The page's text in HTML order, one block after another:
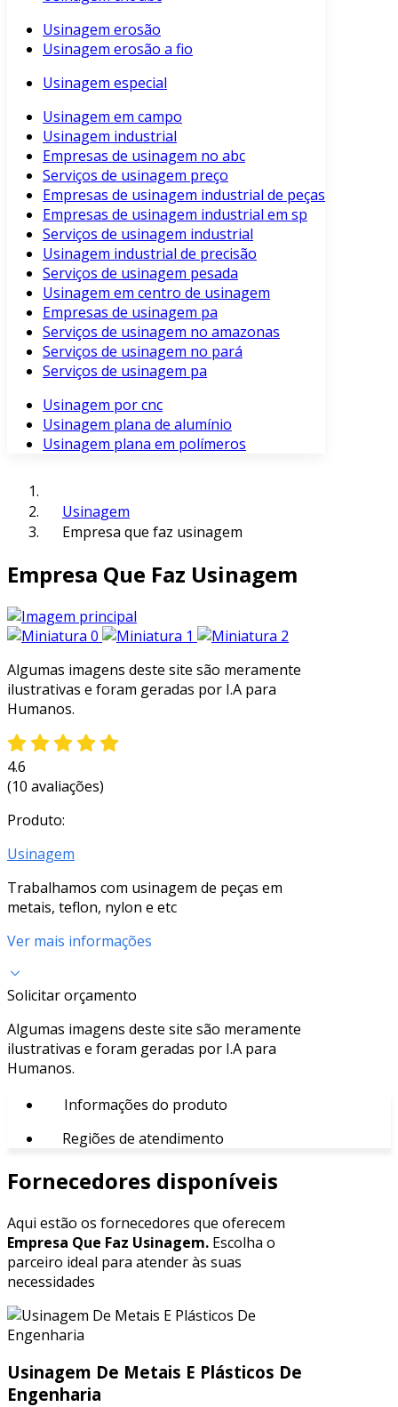
Usinagem erosão
Usinagem erosão a fio
Usinagem especial
Usinagem em campo
Usinagem industrial
Empresas de usinagem no abc
Serviços de usinagem preço
Empresas de usinagem industrial de peças
Empresas de usinagem industrial em sp
Serviços de usinagem industrial
Usinagem industrial de precisão
Serviços de usinagem pesada
Usinagem em centro de usinagem
Empresas de usinagem pa
Serviços de usinagem no amazonas
Serviços de usinagem no pará
Serviços de usinagem pa
Usinagem por cnc
Usinagem plana de alumínio
Usinagem plana em polímeros
Usinagem
Empresa que faz usinagem
Empresa Que Faz Usinagem
Algumas imagens deste site são meramente
ilustrativas e foram geradas por I.A para
Humanos.
4.6
(10 avaliações)
Produto:
Usinagem
Trabalhamos com usinagem de peças em
metais, teflon, nylon e etc
Ver mais informações
Solicitar orçamento
Algumas imagens deste site são meramente
ilustrativas e foram geradas por I.A para
Humanos.
Informações do produto
Regiões de atendimento
Fornecedores disponíveis
Aqui estão os fornecedores que oferecem
Empresa Que Faz Usinagem. Escolha o
parceiro ideal para atender às suas
necessidades
Usinagem De Metais E Plásticos De
Engenharia